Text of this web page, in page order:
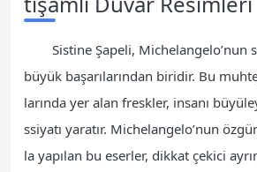
Sistine Şapeli, Michelangelo’nun
büyük başarılarından biridir. Bu
larında yer alan freskler, insanı
ssiyatı yaratır. Michelangelo’nun
la yapılan bu eserler, dikkat çekici